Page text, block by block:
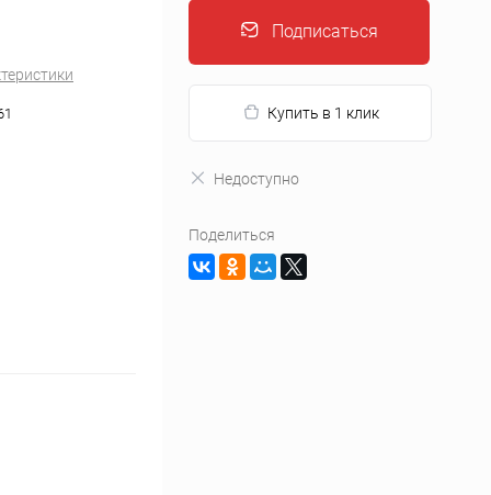
Подписаться
Купить в 1 клик
Недоступно
Поделиться